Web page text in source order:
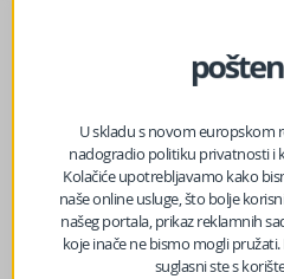
Facebook
U skladu s novom europskom
nadogradio politiku privatnosti i
Kolačiće upotrebljavamo kako
naše online usluge, što bolje
našeg portala, prikaz reklamnih
koje inače ne bismo mogli
suglasni ste s